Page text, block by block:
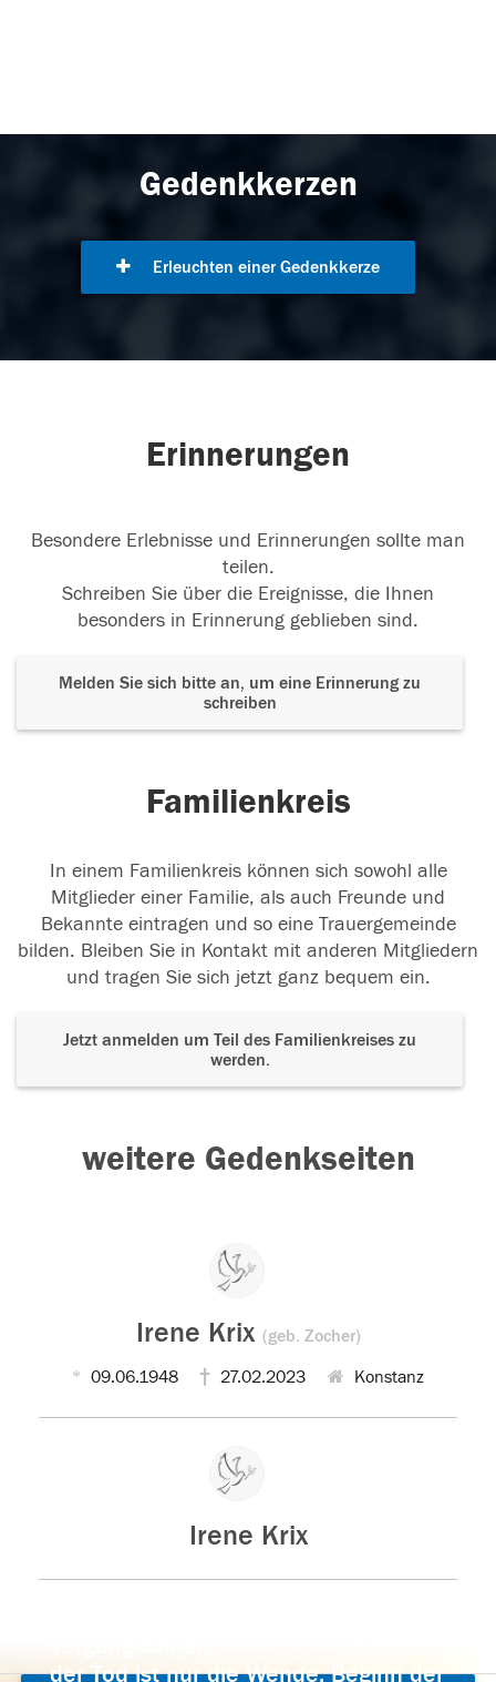
Gedenkkerzen
Erleuchten einer Gedenkkerze
Erinnerungen
Besondere Erlebnisse und Erinnerungen sollte man
teilen.
Schreiben Sie über die Ereignisse, die Ihnen
besonders in Erinnerung geblieben sind.
Melden Sie sich bitte an, um eine Erinnerung zu
schreiben
Familienkreis
In einem Familienkreis können sich sowohl alle
Mitglieder einer Familie, als auch Freunde und
Bekannte eintragen und so eine Trauergemeinde
bilden. Bleiben Sie in Kontakt mit anderen Mitgliedern
und tragen Sie sich jetzt ganz bequem ein.
Jetzt anmelden um Teil des Familienkreises zu
werden.
weitere Gedenkseiten
Irene Krix (geb. Zocher)
09.06.1948 27.02.2023 Konstanz
Irene Krix
der Tod ist nur die Wende, Beginn der